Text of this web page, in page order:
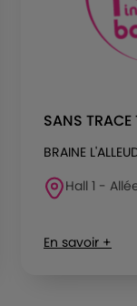
SANS
BRAINE
Hall 1 -
En savoir +